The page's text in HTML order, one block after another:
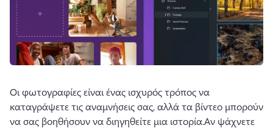
Οι φωτογραφίες είναι ένας ισχυρός τρόπος να
καταγράψετε τις αναμνήσεις σας, αλλά τα βίντεο μπορούν
να σας βοηθήσουν να διηγηθείτε μια ιστορία.Αν ψάχνετε